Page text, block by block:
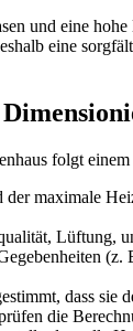
und eine
eine
folgt
maximale
Lüftung,
dass sie
die